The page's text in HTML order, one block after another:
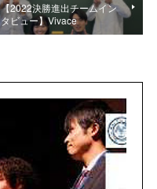
【2022決勝進出チームイン
タビュー】Vivace